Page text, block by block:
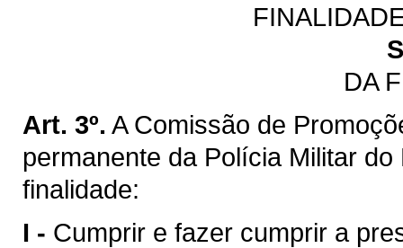
DA
Art. 3º. A Comissão de
permanente da Polícia Militar
finalidade:
I - Cumprir e fazer cumprir a